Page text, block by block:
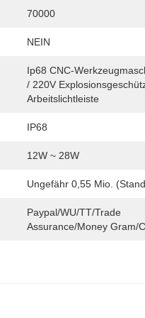
70000
NEIN
Ip68 CNC-
/ 220V
Arbeitslichtleiste
IP68
12W ~ 28W
Ungefähr 0,55 Mio.
Paypal/WU/TT/Trade
Assurance/Money Gram/